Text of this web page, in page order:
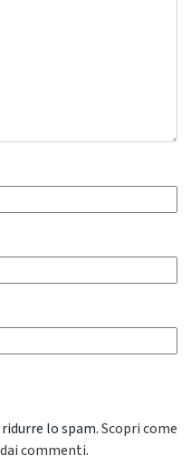
lo spam.Scopri come
commenti.